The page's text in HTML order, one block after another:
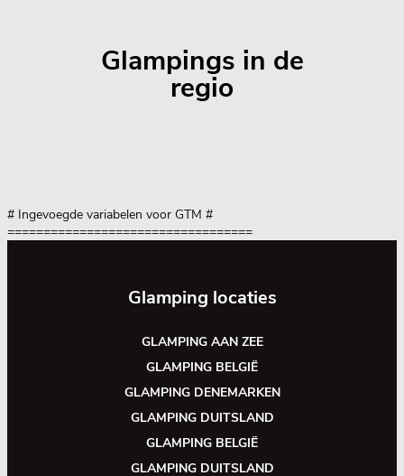
Glampings in de
regio
# Ingevoegde variabelen voor GTM #
==================================
Glamping locaties
GLAMPING AAN ZEE
GLAMPING BELGIË
GLAMPING DENEMARKEN
GLAMPING DUITSLAND
GLAMPING BELGIË
GLAMPING DUITSLAND